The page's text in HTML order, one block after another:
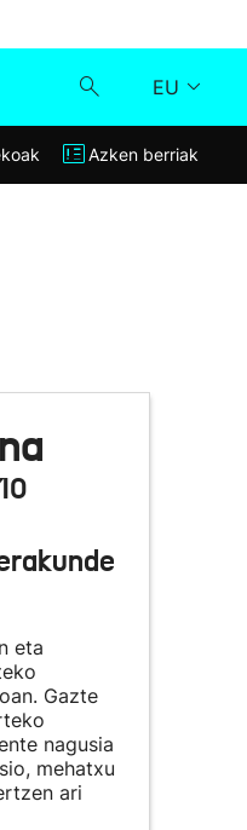
EU
Klisk
Azken berriak
Azken berriak
eta
Gazte
nagusia
mehatxu
ari